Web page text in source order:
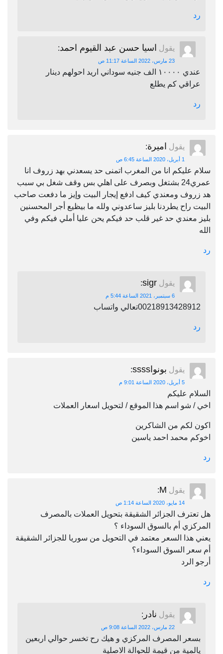
رد
يقول اسيا حسن عبد القيوم احمد:
23 مارس، 2022 الساعة 11:17 ص
عندي ١٠٠٠٠ الف جنيه سوداني اريد احولهم دينار
عراقي كم يطلع
رد
يقول اميرة:
1 أبريل، 2020 الساعة 6:45 ص
سلام عليكم انا من المغرب اتمنى حد يسعدني بهد زروف انا
عمري24 بشتغل وبصرف على اهلي بس وقف شغل بي سبب
هد زروف ومعندي كيف ادفع إيجار البيت وإيز ما دفعت صاحب
البيت راح يطردنا بليز ساعدوني ولله ما بيظيع أجر المحسنين
بليز معندي حد غير قلب حد فيكم يحن عليا أملي فيكم وفي
الله
رد
يقول sigr
:
6 سبتمبر، 2021 الساعة 5:44 م
00218913428912تعالي واتساب
رد
يقول بونواssss :
5 أبريل، 2020 الساعة 9:01 م
السلام عليكم
اخي / شو اسم هذا الموقع / لتحويل اسعار العملات
اكون لكم من الشاكرين
اخوكم محمد احمد ياسين
رد
يقول M
:
14 مايو، 2020 الساعة 1:14 ص
هل تعترف الجزائر الشقيقة بتحويل العملات بالمصرف
المركزي أم بالسوق السوداء ؟
يعني هذا السعر معتمد في التحويل من سوريا للجزائر الشقيقة
أم سعر السوق السوداء؟
أرجو الرد
رد
يقول نادر :
22 مارس، 2022 الساعة 9:08 ص
بسعر المصرف المركزي و هيك رح تخسر حوالي اربعين
يالمية من قيمة للحوالة الاصلية